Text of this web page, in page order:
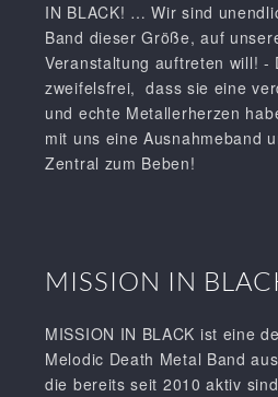
IN BLACK! … Wir sind
Band dieser Größe, auf
Veranstaltung auftreten will! -
zweifelsfrei, dass sie eine
und echte Metallerherzen
mit uns eine Ausnahmeband
Zentral zum Beben!
MISSION IN
MISSION IN BLACK ist eine
Melodic Death Metal Band
die bereits seit 2010 aktiv